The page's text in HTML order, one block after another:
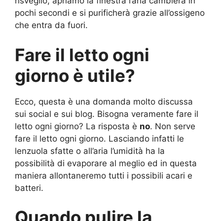
pochi secondi e si purificherà grazie all’ossigeno
che entra da fuori.
Fare il letto ogni
giorno è utile?
Ecco, questa è una domanda molto discussa
sui social e sui blog. Bisogna veramente fare il
letto ogni giorno? La risposta è no. Non serve
fare il letto ogni giorno. Lasciando infatti le
lenzuola sfatte o all’aria l’umidità ha la
possibilità di evaporare al meglio ed in questa
maniera allontaneremo tutti i possibili acari e
batteri.